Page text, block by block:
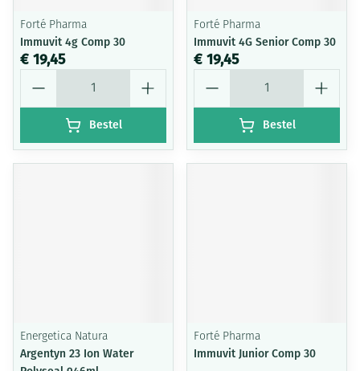
Forté Pharma
Immuvit 4g Comp 30
€ 19,45
Bestel
Forté Pharma
Immuvit 4G Senior Comp 30
€ 19,45
Bestel
Energetica Natura
Argentyn 23 Ion Water
Forté Pharma
Immuvit Junior Comp 30